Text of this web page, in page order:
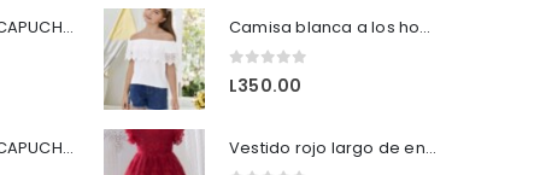
SUDADERA CON CAPUCHA Y CREMALLERA COLOR AZUL
SUDADERA CON CAPUCHA Y CREMALLERA COLOR NEGRO
Camisa blanca a los hombros.
L350.00
Vestido rojo largo de encaje